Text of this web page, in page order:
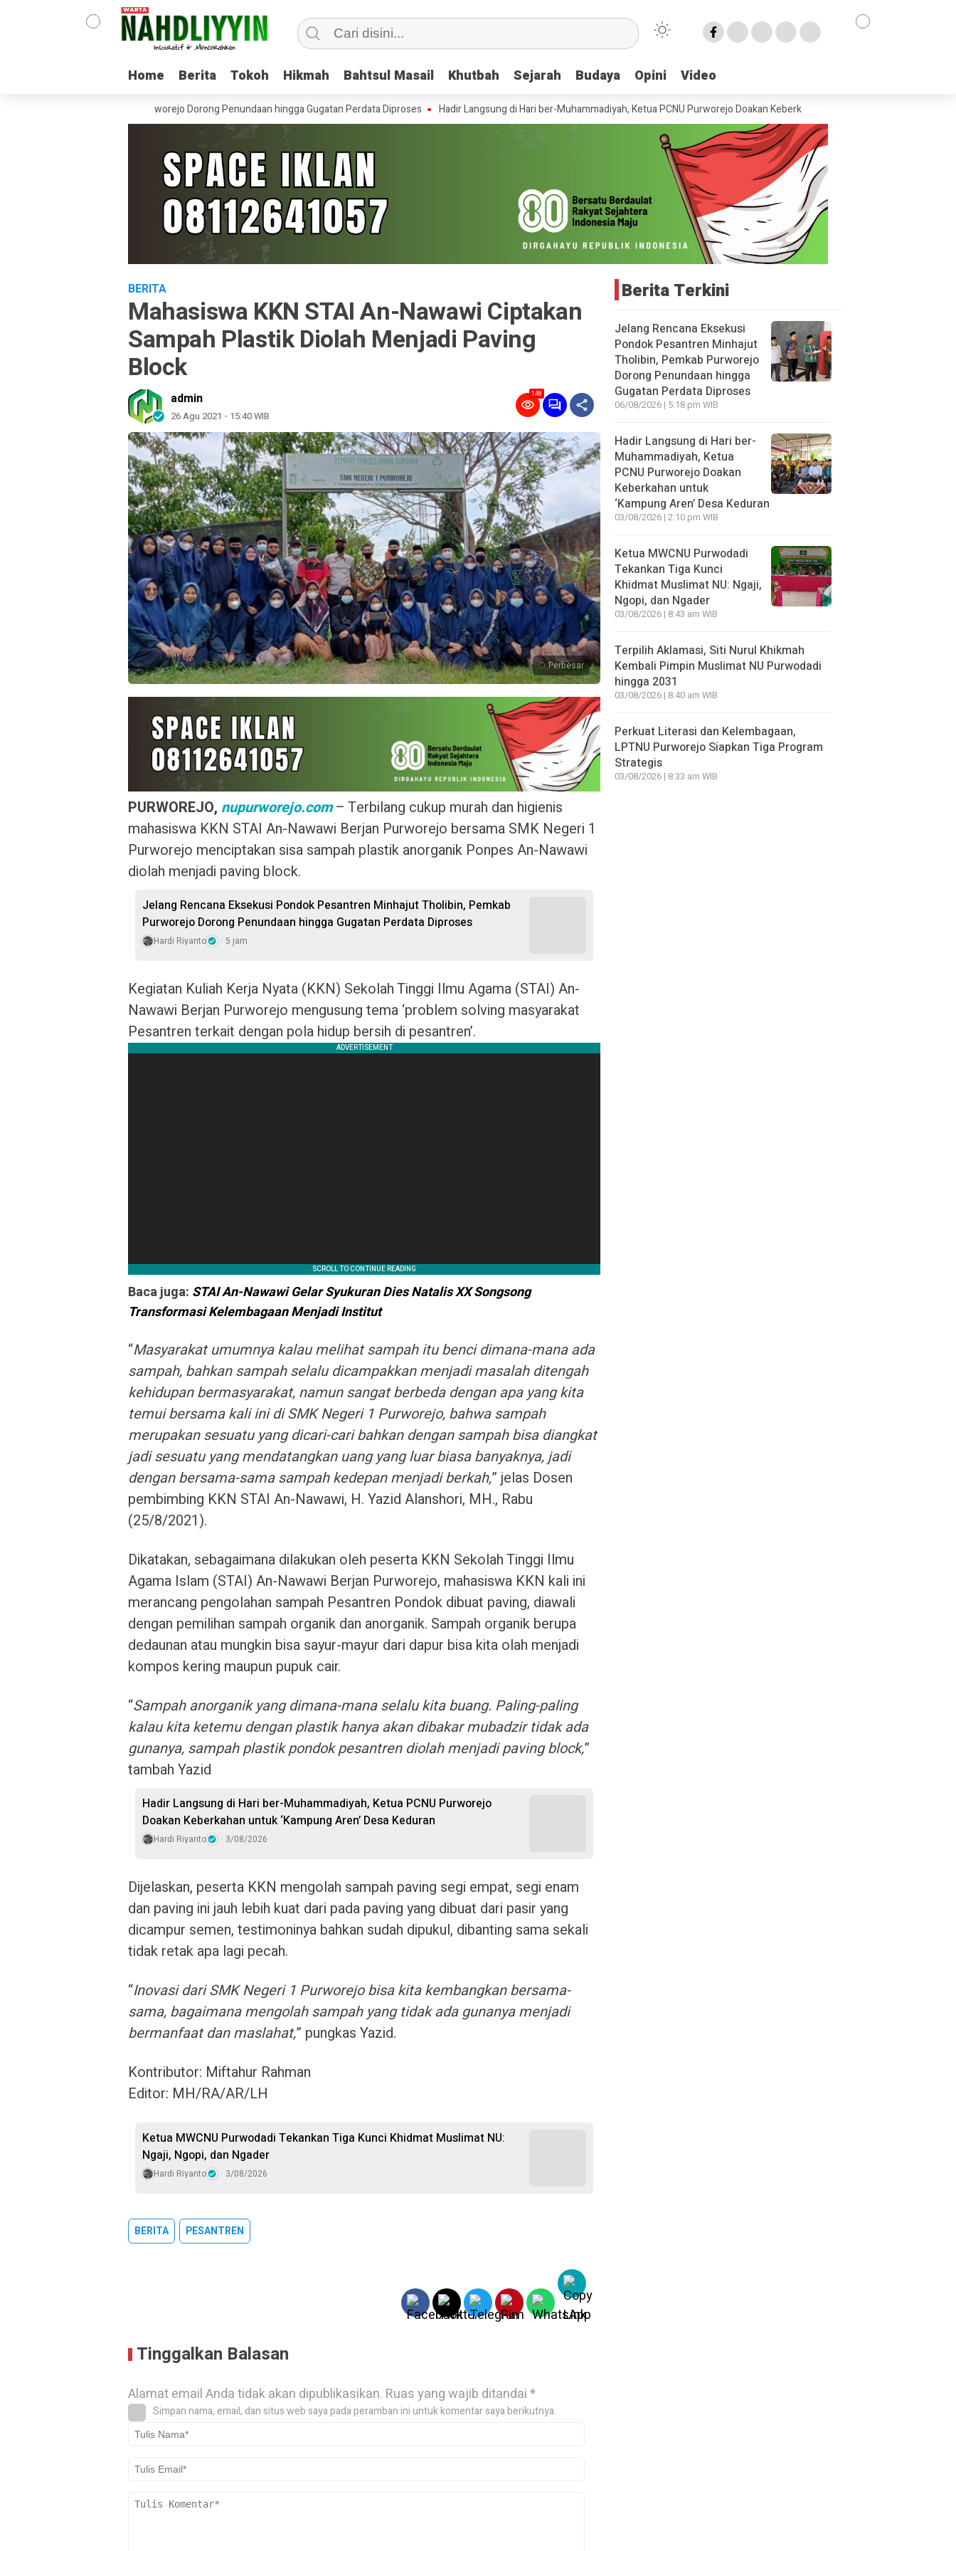
Home Berita Tokoh Hikmah Bahtsul Masail Khutbah Sejarah Budaya Opini Video
Home Berita Tokoh Hikmah Bahtsul Masail Khutbah Sejarah Budaya Opini Video
Tholibin, Pemkab Purworejo Dorong Penundaan hingga Gugatan Perdata Diproses Hadir Langsung di Hari ber-Muhammadiyah, Ketua PCNU Purworejo Doakan Keberkahan untuk ‘Kampung Aren’ Desa Keduran
BERITA
Mahasiswa KKN STAI An-Nawawi Ciptakan
Sampah Plastik Diolah Menjadi Paving
Block
admin
26 Agu 2021 - 15:40 WIB
148
Perbesar
PURWOREJO, nupurworejo.com– Terbilang cukup murah dan higienis
mahasiswa KKN STAI An-Nawawi Berjan Purworejo bersama SMK Negeri 1
Purworejo menciptakan sisa sampah plastik anorganik Ponpes An-Nawawi
diolah menjadi paving block.
Jelang Rencana Eksekusi Pondok Pesantren Minhajut Tholibin, Pemkab
Purworejo Dorong Penundaan hingga Gugatan Perdata Diproses
Hardi Riyanto 5 jam
Kegiatan Kuliah Kerja Nyata (KKN) Sekolah Tinggi Ilmu Agama (STAI) An-
Nawawi Berjan Purworejo mengusung tema ‘problem solving masyarakat
Pesantren terkait dengan pola hidup bersih di pesantren’.
Baca juga: STAI An-Nawawi Gelar Syukuran Dies Natalis XX Songsong
Transformasi Kelembagaan Menjadi Institut
“Masyarakat umumnya kalau melihat sampah itu benci dimana-mana ada
sampah, bahkan sampah selalu dicampakkan menjadi masalah ditengah
kehidupan bermasyarakat, namun sangat berbeda dengan apa yang kita
temui bersama kali ini di SMK Negeri 1 Purworejo, bahwa sampah
merupakan sesuatu yang dicari-cari bahkan dengan sampah bisa diangkat
jadi sesuatu yang mendatangkan uang yang luar biasa banyaknya, jadi
dengan bersama-sama sampah kedepan menjadi berkah,” jelas Dosen
pembimbing KKN STAI An-Nawawi, H. Yazid Alanshori, MH., Rabu
(25/8/2021).
Dikatakan, sebagaimana dilakukan oleh peserta KKN Sekolah Tinggi Ilmu
Agama Islam (STAI) An-Nawawi Berjan Purworejo, mahasiswa KKN kali ini
merancang pengolahan sampah Pesantren Pondok dibuat paving, diawali
dengan pemilihan sampah organik dan anorganik. Sampah organik berupa
dedaunan atau mungkin bisa sayur-mayur dari dapur bisa kita olah menjadi
kompos kering maupun pupuk cair.
“Sampah anorganik yang dimana-mana selalu kita buang. Paling-paling
kalau kita ketemu dengan plastik hanya akan dibakar mubadzir tidak ada
gunanya, sampah plastik pondok pesantren diolah menjadi paving block,”
tambah Yazid
Hadir Langsung di Hari ber-Muhammadiyah, Ketua PCNU Purworejo
Doakan Keberkahan untuk ‘Kampung Aren’ Desa Keduran
Hardi Riyanto 3/08/2026
Dijelaskan, peserta KKN mengolah sampah paving segi empat, segi enam
dan paving ini jauh lebih kuat dari pada paving yang dibuat dari pasir yang
dicampur semen, testimoninya bahkan sudah dipukul, dibanting sama sekali
tidak retak apa lagi pecah.
“Inovasi dari SMK Negeri 1 Purworejo bisa kita kembangkan bersama-
sama, bagaimana mengolah sampah yang tidak ada gunanya menjadi
bermanfaat dan maslahat,” pungkas Yazid.
Kontributor: Miftahur Rahman
Editor: MH/RA/AR/LH
Ketua MWCNU Purwodadi Tekankan Tiga Kunci Khidmat Muslimat NU:
Ngaji, Ngopi, dan Ngader
Hardi Riyanto 3/08/2026
BERITA PESANTREN
Tinggalkan Balasan
Alamat email Anda tidak akan dipublikasikan. Ruas yang wajib ditandai*
Simpan nama, email, dan situs web saya pada peramban ini untuk komentar saya berikutnya.
Berita Terkini
Jelang Rencana Eksekusi
Pondok Pesantren Minhajut
Tholibin, Pemkab Purworejo
Dorong Penundaan hingga
Gugatan Perdata Diproses
06/08/2026 | 5:18 pm WIB
Hadir Langsung di Hari ber-
Muhammadiyah, Ketua
PCNU Purworejo Doakan
Keberkahan untuk
‘Kampung Aren’ Desa Keduran
03/08/2026 | 2:10 pm WIB
Ketua MWCNU Purwodadi
Tekankan Tiga Kunci
Khidmat Muslimat NU: Ngaji,
Ngopi, dan Ngader
03/08/2026 | 8:43 am WIB
Terpilih Aklamasi, Siti Nurul Khikmah
Kembali Pimpin Muslimat NU Purwodadi
hingga 2031
03/08/2026 | 8:40 am WIB
Perkuat Literasi dan Kelembagaan,
LPTNU Purworejo Siapkan Tiga Program
Strategis
03/08/2026 | 8:33 am WIB